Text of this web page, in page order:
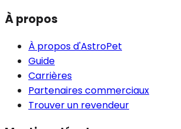
À propos
À propos d'AstroPet
Guide
Carrières
Partenaires commerciaux
Trouver un revendeur